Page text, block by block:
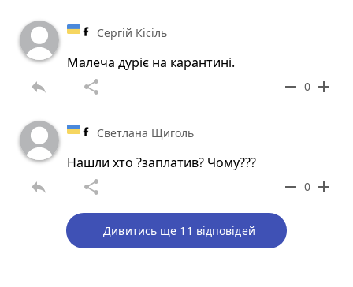
Сергій Кісіль
Малеча дуріє на карантині.
reply share remove 0 add
Светлана Щиголь
Нашли хто ?заплатив? Чому???
reply share remove 0 add
Дивитись ще 11 відповідей